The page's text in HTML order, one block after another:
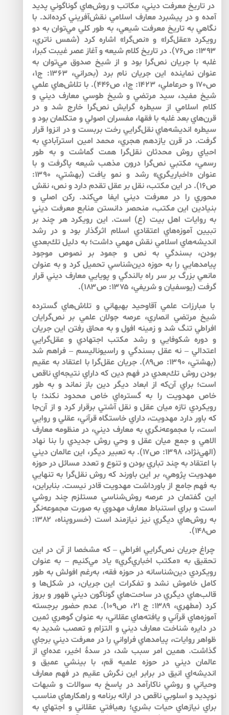
در تاريخ معرفت ديني، مكاتب و روش‌‌هاي گوناگوني پديد
آمده و در پيشبرد معارف اسلامي نقش‌‌آفريني كرده‌‌اند. با
نگاهي به تاريخ معرفت شيعي، به طور كلي مي‌‌توان به دو
رويكرد «عقل‌‌گرا» و «نص‌‌گرا» اشاره كرد (شمس ناتري،
۱۳۹۳: ص۷۶). در تاريخ كلام شيعه و آغاز عصر غيبت كبرا،
غلبه با جريان نص‌‌گرا بود و از شيخ صدوق مي‌‌توان به
عنوان نماينده اين جريان نام برد (بحراني، ۱۳۶۳: ج۱،
ص۱۷۰ و حرعاملي، ۱۴۲۳: ج۱، ص۴۴۶). با تلاش‌‌هاي علمي
شيخ مفيد، سيد مرتضي و شيخ طوسي معارف ديني و
كلام اسلامي از سيطره گرايش نص‌‌گرا خارج شد و در
قرن‌‌هاي بعد غلبه با فقها، مفسران اصولي و متكلمان بود و
سيطره انديشه‌‌هاي نقل‌‌گرايي رخت بربست و در انزوا قرار
گرفت. در قرن يازدهم هجري، محمد امين استرآبادي به
احياي روش محدثان نقل‌‌گرا همت گماشت و به طور
رسمي، مكتبي نص‌گرا درون مذهب شيعه پاگرفت و با
عنوان «اخباريگري» رشد و نمو يافت (بهشتي، ۱۳۹۰:
ص۱۶). در اين مكتب، نقل بر عقل تقدم دارد و نص، نقش
محوري را در معرفت ديني ايفا مي‌‌كند. ركن اصلي و
بنيادين اين مكتب، منحصر دانستن منابع معرفت ديني
به روايات اهل بيت (ع) است. اين رويكرد هر چند بر
تبيين آموزه‌‌هاي اعتقادي اسلام اثرگذار بود و در رشد
انديشه‌‌هاي اسلامي نقش مهمي داشت؛ به دليل تك‌‌بعدي
بودن، بسندگي به نص و جمود بر نصوص موجود
پيامدهايي را به حوزه دين‌‌شناسي تحميل كرد و به عنوان
مانعي بزرگ بر سر راه بالندگي و پويايي معارف ديني قرار
گرفت (يوسفيان و شريفي، ۱۳۷۵: ص۱۸۳).
با مبارزات علمي آقاوحيد بهبهاني و تلاش‌‌هاي گسترده
شيخ مرتضي انصاري، عرصه جولان علمي بر نص‌‌گرايان
افراطي تنگ شد و زمينه افول و به محاق رفتن اين جريان
و دوره شكوفايي و رشد مكتب اجتهادي و عقل‌‌گرايي
اعتدالي – نه عقل بسندگي و راسيوناليسم – فراهم شد
(بهشتي، ۱۳۹۰: ص۸۹). جريان عقل‌‌گرا با اعتقاد به عقيم
بودن روش تك‌‌بعدي در فهم دين كه داراي نتيجه‌‌اي ناقص
است؛ براي آن‌كه از ابعاد ديگر دين باز نماند و به طور
خاص مهدويت را به گستره‌‌اي خاص محدود نكند؛ با
رويكردي تازه ميان عقل و نقل آشتي برقرار كرد و از آن‌‌جا
كه باور دارد مهدويت، داراي خاستگاه قرآني، عقلي و روايي
است، با مجموعه‌‌نگري به معارف ديني، در منظومه معارف
الاهي و جمع ميان عقل و وحي روش جديدي را بنا نهاد
(الهي‌‌نژاد، ۱۳۹۸: ص۱۷). به تعبير ديگر، اين عالمان ديني
با اعتقاد به چند تباري بودن و تنوع و تعدد مسائل در حوزه
مهدويت پژوهي، بر اين باورند كه روش نقل‌‌گرا به تنهايي
به فهم جامع از باورداشت مهدويت قادر نيست. بنابراين،
اين گفتمان در عرصه روش‌‌شناسي مستلزم چند روشي
است و براي استنباط معارف مهدوي به صورت مجموعه‌‌نگر
به روش‌‌هاي ديگري نيز نيازمند است (خسروپناه، ۱۳۸۲:
ص۱۴۸).
چراغ جريان نص‌‌گرايي افراطي – كه مشخصا از آن در اين
تحقيق به «مكتب اخباري‌‌گري» ياد مي‌‌كنيم – به عنوان
رويكردي دين‌‌شناسانه در حوزه فقه، به‌رغم افولش به طور
كامل خاموش نشد و تفكرات اين جريان، در شكل‌ها و
قالب‌هاي ديگري در ساحت‌‌هاي گوناگون ديني ظهور و بروز
كرد (مطهري، ۱۳۸۹: ج ۲۱، ص۱۰۹). عدم حضور برجسته
آموزه‌‌هاي قرآني و يافته‌‌هاي عقلاني، به عنوان گوهري ثمين
در دايره شناخت معارف ديني و التزام و تعصب شديد به
ظواهر روايات، پيامدهاي فراواني را در معرفت ديني برجاي
گذاشت. همين امر سبب شد، در سدۀ اخير، عده‌‌اي از
عالمان ديني در حوزه علميه قم، با بينشي عميق و
انديشه‌‌اي انيق در برابر اين نگرش عقيم در فهم معارف
وحياني و روشي ناكارآمد در پاسخ به سوالات و شبهات
نوپديد و اسلوبي ناقص در ارائه برنامه و راهكارهاي مناسب
براي نيازهاي حيات بشري؛ رهيافتي عقلاني و اجتهاي به